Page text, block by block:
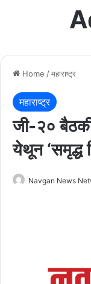
Home /महाराष्ट्र
महाराष्ट्र
जी-२०
येथून ‘समृद्ध
Navgan News